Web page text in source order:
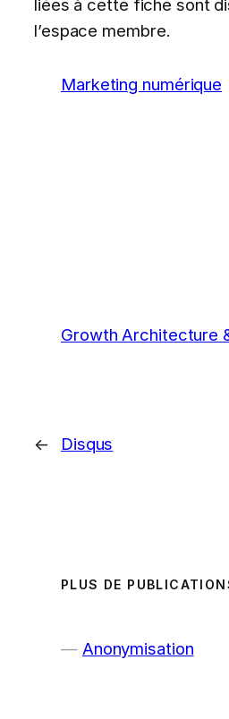
liées à cette fiche sont
l’espace membre.
Marketing numérique
Growth Architecture
← Disqus
PLUS DE
Anonymisation